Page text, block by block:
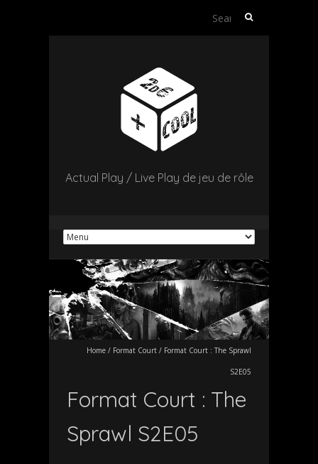
Search
Actual Play / Live Play de jeu de rôle
Home / Format Court / Format Court : The Sprawl
S2E05
Format Court : The
Sprawl S2E05